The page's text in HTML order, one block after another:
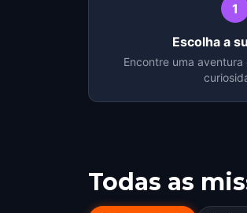
1
Escolha a
Encontre uma
Todas as